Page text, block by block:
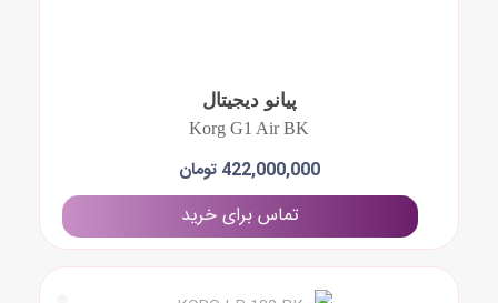
پیانو دیجیتال
Korg G1 Air BK
422,000,000 تومان
تماس برای خرید